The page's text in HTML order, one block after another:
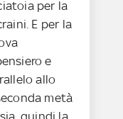
per la
E per la
e
allo
metà
quindi la